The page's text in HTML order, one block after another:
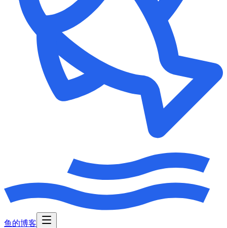
鱼的博客